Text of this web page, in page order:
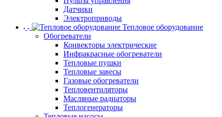
Датчики
Электроприводы
Тепловое оборудование
Обогреватели
Конвекторы электрические
Инфракрасные обогреватели
Тепловые пушки
Тепловые завесы
Газовые обогреватели
Тепловентиляторы
Масляные радиаторы
Теплогенераторы